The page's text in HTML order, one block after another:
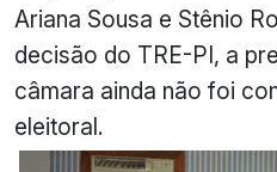
Ariana Sousa e Stênio
decisão do TRE-PI, a
câmara ainda não foi
eleitoral.